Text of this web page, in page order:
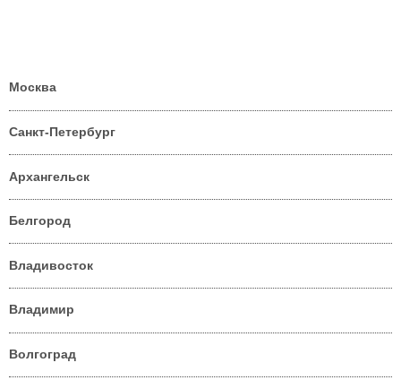
Москва
Санкт-Петербург
Архангельск
Белгород
Владивосток
Владимир
Волгоград